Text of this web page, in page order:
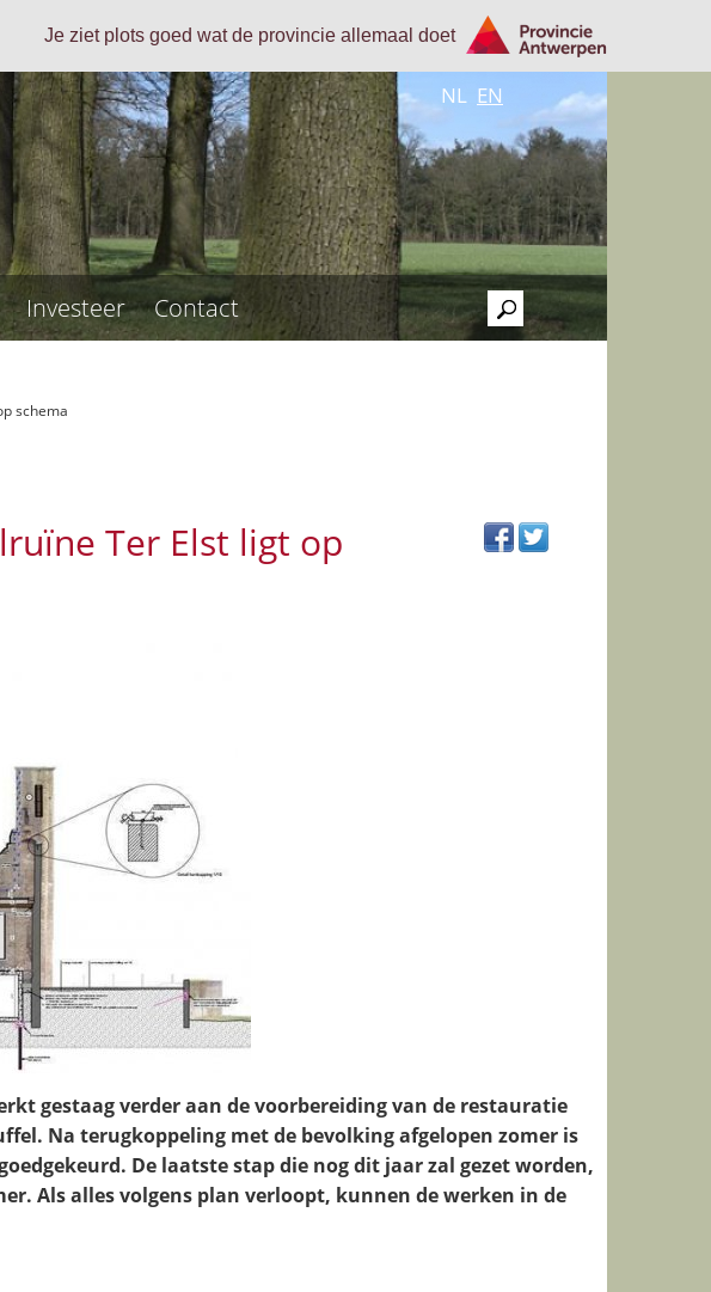
Je ziet plots goed wat de provincie allemaal doet
NL EN
Investeer Contact
>
schema
Ter Elst ligt op
gestaag verder aan de voorbereiding van de restauratie
Na terugkoppeling met de bevolking afgelopen zomer is
De laatste stap die nog dit jaar zal gezet worden,
Als alles volgens plan verloopt, kunnen de werken in de